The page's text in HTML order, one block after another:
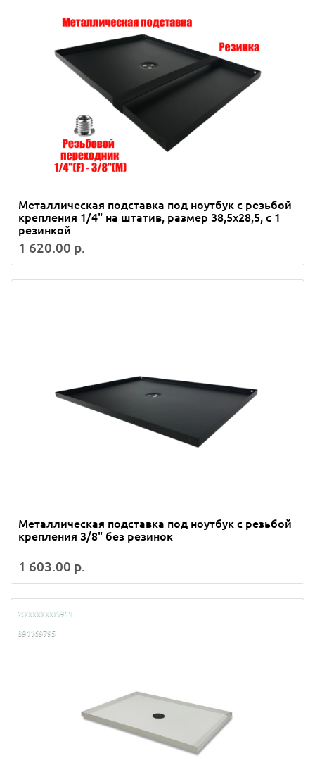
Металлическая подставка под ноутбук с резьбой
крепления 1/4" на штатив, размер 38,5х28,5, с 1
резинкой
1 620.00 р.
Металлическая подставка под ноутбук с резьбой
крепления 3/8" без резинок
1 603.00 р.
2000000005911
891169795